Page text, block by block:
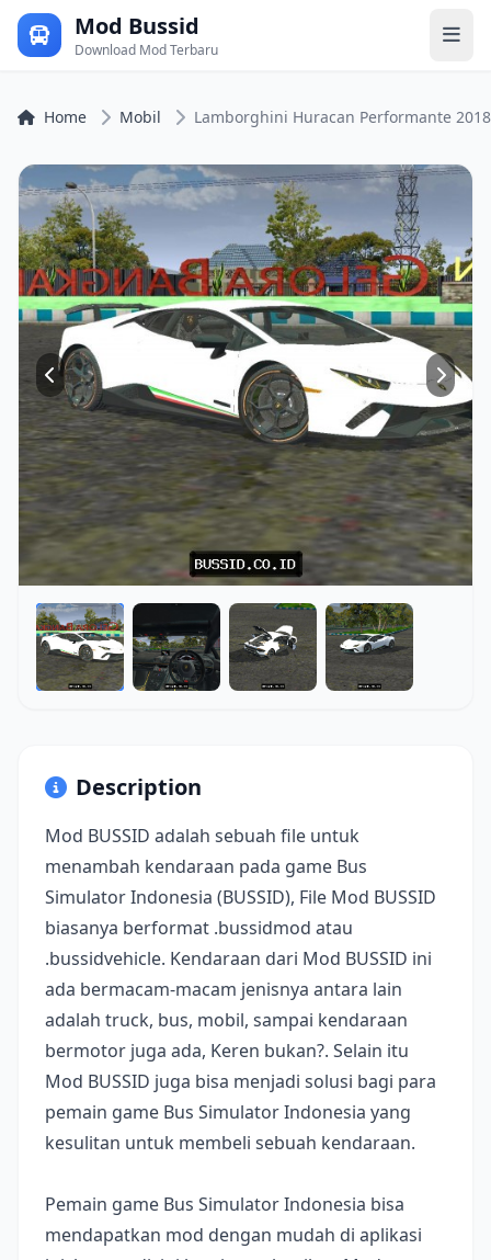
Mod Bussid
Download Mod Terbaru
Home Mobil Lamborghini Huracan Performante 2018
Description
Mod BUSSID adalah sebuah file untuk
menambah kendaraan pada game Bus
Simulator Indonesia (BUSSID), File Mod BUSSID
biasanya berformat .bussidmod atau
.bussidvehicle. Kendaraan dari Mod BUSSID ini
ada bermacam-macam jenisnya antara lain
adalah truck, bus, mobil, sampai kendaraan
bermotor juga ada, Keren bukan?. Selain itu
Mod BUSSID juga bisa menjadi solusi bagi para
pemain game Bus Simulator Indonesia yang
kesulitan untuk membeli sebuah kendaraan.
Pemain game Bus Simulator Indonesia bisa
mendapatkan mod dengan mudah di aplikasi